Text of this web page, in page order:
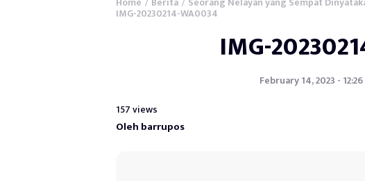
IMG-20230214-WA0034
IMG-
February 14, 2023 -
157 views
Oleh barrupos